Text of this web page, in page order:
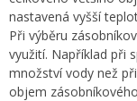
nastavená vyšší
Při výběru
využití. Například při
množství vody než
objem